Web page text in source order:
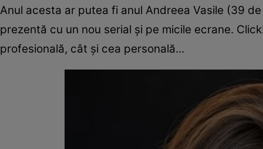
Anul acesta ar putea fi anul Andreea Vasile (39
prezentă cu un nou serial și pe micile ecrane.
profesională, cât și cea personală...